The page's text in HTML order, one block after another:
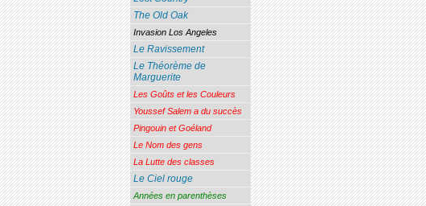
The Old Oak
Invasion Los Angeles
Le Ravissement
Le Théorème de
Marguerite
Les Goûts et les Couleurs
Youssef Salem a du succès
Pingouin et Goéland
Le Nom des gens
La Lutte des classes
Le Ciel rouge
Années en parenthèses